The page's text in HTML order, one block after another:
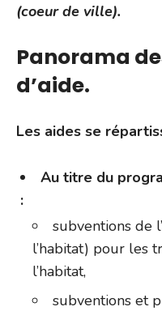
(coeur de ville).
Panorama
d’aide.
Les aides se
Au titre du
:
subventions de l’
l’habitat) pour les
l’habitat,
subventions et